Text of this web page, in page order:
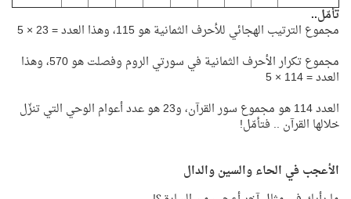
تأمّل..
مجموع الترتيب الهجائي للأحرف الثمانية هو 115، وهذا العدد = 23 × 5
مجموع تكرار الأحرف الثمانية في سورتي الروم وفصلت هو 570، وهذا
العدد = 114 × 5
العدد 114 هو مجموع سور القرآن، و23 هو عدد أعوام الوحي التي تنزّل
خلالها القرآن .. فتأمّل!
الأعجب في الحاء والسين والدال